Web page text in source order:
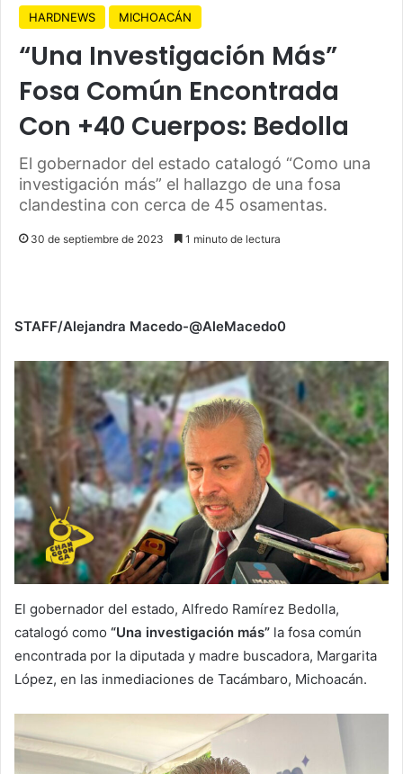
HARDNEWS MICHOACÁN
“Una Investigación Más”
Fosa Común Encontrada
Con +40 Cuerpos: Bedolla
El gobernador del estado catalogó “Como una
investigación más” el hallazgo de una fosa
clandestina con cerca de 45 osamentas.
30 de septiembre de 2023 1 minuto de lectura
STAFF/Alejandra Macedo-@AleMacedo0
El gobernador del estado, Alfredo Ramírez Bedolla,
catalogó como “Una investigación más” la fosa común
encontrada por la diputada y madre buscadora, Margarita
López, en las inmediaciones de Tacámbaro, Michoacán.